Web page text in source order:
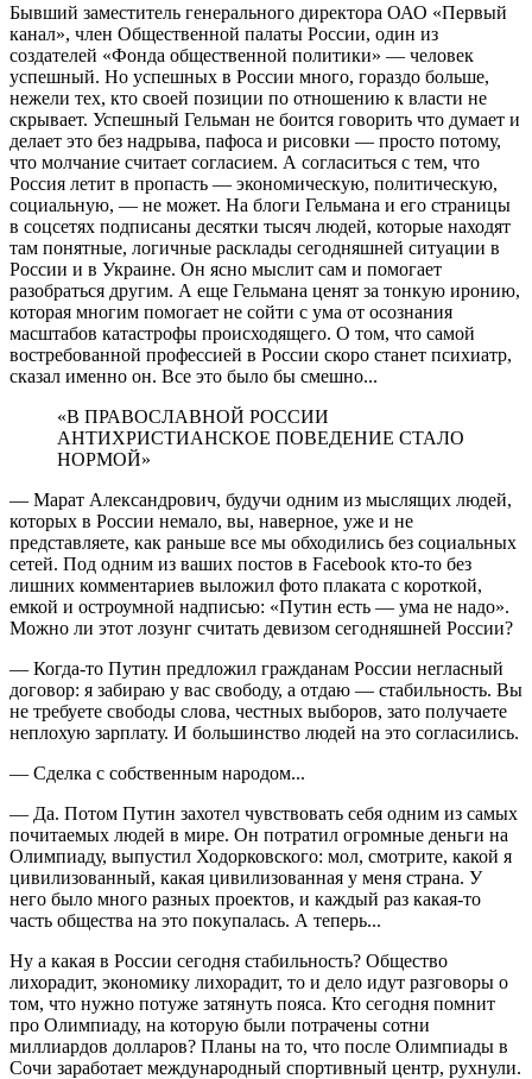
Бывший заместитель генерального директора ОАО «Пер­вый
канал», член Общест­венной палаты России, один из
создателей «Фонда общест­венной политики» — человек
успешный. Но успешных в России много, гораздо больше,
нежели тех, кто своей позиции по отношению к власти не
скрывает. Успешный Гельман не боится говорить что думает и
делает это без надрыва, пафоса и рисовки — просто потому,
что молчание считает согласием. А согласиться с тем, что
Россия летит в пропасть — экономическую, политическую,
социальную, — не может. На блоги Гельмана и его страницы
в соцсетях подписаны десятки тысяч людей, которые находят
там понятные, логичные расклады сегодняшней ситуации в
России и в Украине. Он ясно мыслит сам и помогает
разобраться другим. А еще Гельмана ценят за тонкую иронию,
которая многим помогает не сойти с ума от осознания
масштабов катастрофы происходящего. О том, что самой
востребованной профессией в России скоро станет психиатр,
сказал именно он. Все это было бы смешно...
«В ПРАВОСЛАВНОЙ РОССИИ
АНТИХРИСТИАНСКОЕ ПОВЕДЕНИЕ СТАЛО
НОРМОЙ»
— Марат Александрович, будучи одним из мыслящих людей,
которых в России немало, вы, наверное, уже и не
представляете, как раньше все мы обходились без социальных
сетей. Под одним из ваших постов в Facebook кто-то без
лишних комментариев выложил фото плаката с короткой,
емкой и остроумной надписью: «Путин есть — ума не надо».
Можно ли этот лозунг считать девизом сегодняшней России?
— Когда-то Путин предложил гражданам России негласный
договор: я забираю у вас свободу, а отдаю — стабильность. Вы
не требуете свободы слова, честных выборов, зато получаете
неплохую зарплату. И большинство людей на это согласились.
— Сделка с собственным народом...
— Да. Потом Путин захотел чувствовать себя одним из самых
почитаемых людей в мире. Он потратил огромные деньги на
Олимпиаду, выпустил Ходорковского: мол, смотрите, какой я
цивилизованный, какая цивилизованная у меня страна. У
него было много разных проектов, и каждый раз какая-то
часть общества на это покупалась. А теперь...
Ну а какая в России сегодня стабильность? Общество
лихорадит, экономику лихорадит, то и дело идут разговоры о
том, что нужно потуже затянуть пояса. Кто сегодня помнит
про Олимпиаду, на которую были потрачены сотни
миллиардов долларов? Планы на то, что после Олимпиады в
Сочи заработает международный спортивный центр, рухнули.